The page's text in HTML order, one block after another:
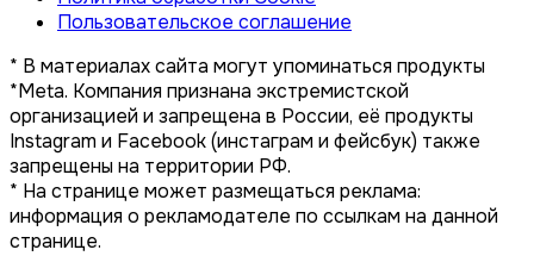
Пользовательское соглашение
* В материалах сайта могут упоминаться продукты
*Meta. Компания признана экстремистской
организацией и запрещена в России, её продукты
Instagram и Facebook (инстаграм и фейсбук) также
запрещены на территории РФ.
* На странице может размещаться реклама:
информация о рекламодателе по ссылкам на данной
странице.